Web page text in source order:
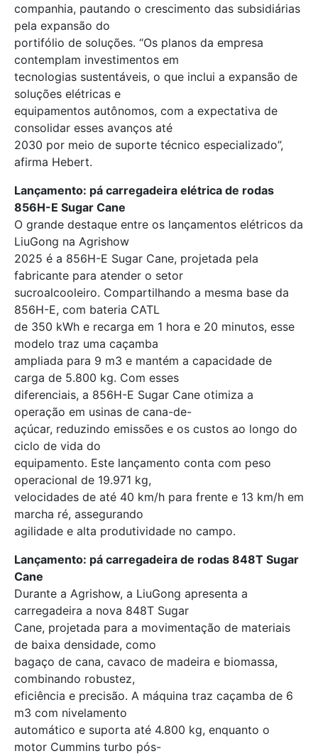
companhia, pautando o crescimento das subsidiárias
pela expansão do
portifólio de soluções. “Os planos da empresa
contemplam investimentos em
tecnologias sustentáveis, o que inclui a expansão de
soluções elétricas e
equipamentos autônomos, com a expectativa de
consolidar esses avanços até
2030 por meio de suporte técnico especializado”,
afirma Hebert.
Lançamento: pá carregadeira elétrica de rodas
856H-E Sugar Cane
O grande destaque entre os lançamentos elétricos da
LiuGong na Agrishow
2025 é a 856H-E Sugar Cane, projetada pela
fabricante para atender o setor
sucroalcooleiro. Compartilhando a mesma base da
856H-E, com bateria CATL
de 350 kWh e recarga em 1 hora e 20 minutos, esse
modelo traz uma caçamba
ampliada para 9 m3 e mantém a capacidade de
carga de 5.800 kg. Com esses
diferenciais, a 856H-E Sugar Cane otimiza a
operação em usinas de cana-de-
açúcar, reduzindo emissões e os custos ao longo do
ciclo de vida do
equipamento. Este lançamento conta com peso
operacional de 19.971 kg,
velocidades de até 40 km/h para frente e 13 km/h em
marcha ré, assegurando
agilidade e alta produtividade no campo.
Lançamento: pá carregadeira de rodas 848T Sugar
Cane
Durante a Agrishow, a LiuGong apresenta a
carregadeira a nova 848T Sugar
Cane, projetada para a movimentação de materiais
de baixa densidade, como
bagaço de cana, cavaco de madeira e biomassa,
combinando robustez,
eficiência e precisão. A máquina traz caçamba de 6
m3 com nivelamento
automático e suporta até 4.800 kg, enquanto o
motor Cummins turbo pós-